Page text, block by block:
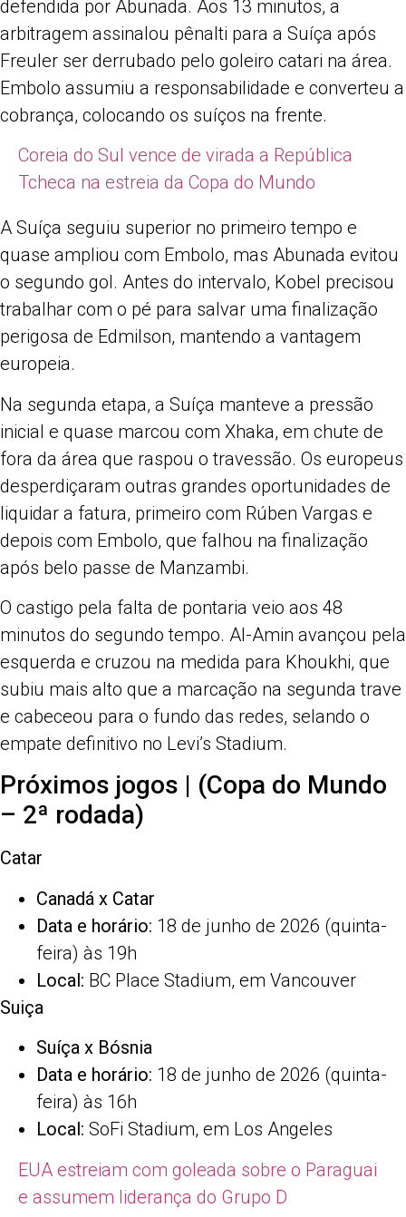
defendida por Abunada. Aos 13 minutos, a
arbitragem assinalou pênalti para a Suíça após
Freuler ser derrubado pelo goleiro catari na área.
Embolo assumiu a responsabilidade e converteu a
cobrança, colocando os suíços na frente.
Coreia do Sul vence de virada a República
Tcheca na estreia da Copa do Mundo
A Suíça seguiu superior no primeiro tempo e
quase ampliou com Embolo, mas Abunada evitou
o segundo gol. Antes do intervalo, Kobel precisou
trabalhar com o pé para salvar uma finalização
perigosa de Edmilson, mantendo a vantagem
europeia.
Na segunda etapa, a Suíça manteve a pressão
inicial e quase marcou com Xhaka, em chute de
fora da área que raspou o travessão. Os europeus
desperdiçaram outras grandes oportunidades de
liquidar a fatura, primeiro com Rúben Vargas e
depois com Embolo, que falhou na finalização
após belo passe de Manzambi.
O castigo pela falta de pontaria veio aos 48
minutos do segundo tempo. Al-Amin avançou pela
esquerda e cruzou na medida para Khoukhi, que
subiu mais alto que a marcação na segunda trave
e cabeceou para o fundo das redes, selando o
empate definitivo no Levi’s Stadium.
Próximos jogos | (Copa do Mundo
– 2ª rodada)
Catar
Canadá x Catar
Data e horário: 18 de junho de 2026 (quinta-
feira) às 19h
Local: BC Place Stadium, em Vancouver
Suiça
Suíça x Bósnia
Data e horário: 18 de junho de 2026 (quinta-
feira) às 16h
Local: SoFi Stadium, em Los Angeles
EUA estreiam com goleada sobre o Paraguai
e assumem liderança do Grupo D